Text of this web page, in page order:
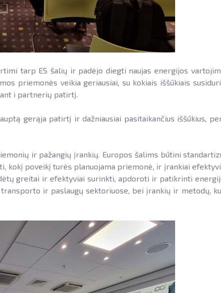
tarp ES šalių ir padėjo diegti naujas energijos
priemonės veikia geriausiai, su kokiais iššūkiais
i partnerių patirtį.
gerąja patirtį ir dažniausiai pasitaikančius iššūkius,
ir pažangių įrankių. Europos šalims būtini
poveikį turės planuojama priemonė, ir įrankiai
greitai ir efektyviai surinkti, apdoroti ir patikrinti
ir paslaugų sektoriuose, bei įrankių ir metodų,